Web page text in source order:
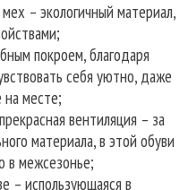
– экологичный материал,
покроем, благодаря
себя уютно, даже
месте;
вентиляция – за
материала, в этой обуви
в межсезонье;
– использующаяся в